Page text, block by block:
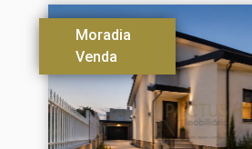
Moradia
Venda